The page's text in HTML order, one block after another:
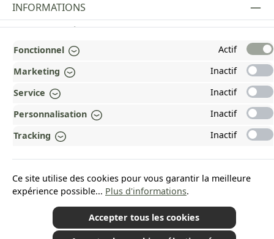
Revoke a contract
INFORMATIONS
PAYMENT AND SHIPPING METHODS
POURQUOI HEAD&NATURE ?
OUR COMMUNITIES
*Tous les prix incluent la TVA plus les frais d'expéditionet les éventuels frais de
Fonctionnel
Actif
Marketing
Inactif
Service
Inactif
Personnalisation
Inactif
Tracking
Inactif
Ce site utilise des cookies pour vous garantir la meilleure
expérience possible... Plus d'informations.
Accepter tous les cookies